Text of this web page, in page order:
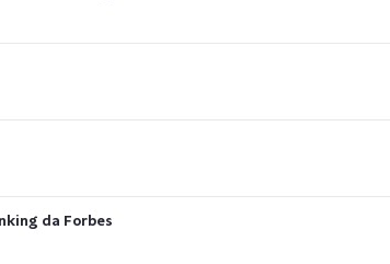
da Forbes